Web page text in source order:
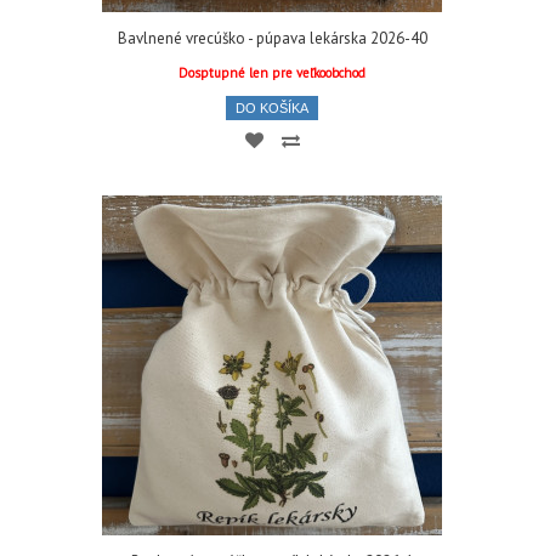
Bavlnené vrecúško - púpava lekárska 2026-40
Dosptupné len pre veľkoobchod
DO KOŠÍKA